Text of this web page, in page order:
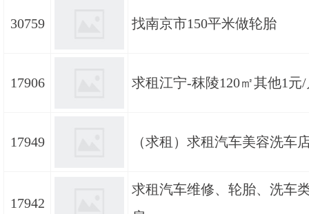
30759 找南京市150平米做轮胎
17906 求租江宁-秣陵120㎡其他1元
17949 （求租）求租汽车美容洗车
17942
求租汽车维修、轮胎、洗车